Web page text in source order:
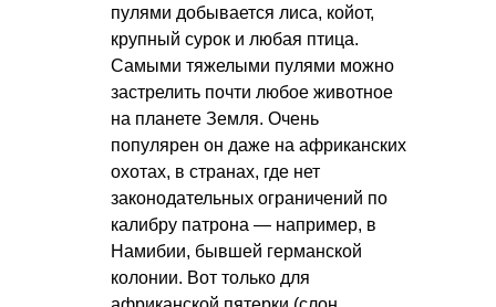
пулями добывается лиса, койот,
крупный сурок и любая птица.
Самыми тяжелыми пулями можно
застрелить почти любое животное
на планете Земля. Очень
популярен он даже на африканских
охотах, в странах, где нет
законодательных ограничений по
калибру патрона — например, в
Намибии, бывшей германской
колонии. Вот только для